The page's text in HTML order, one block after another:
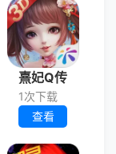
熹妃Q传
1次下载
查看